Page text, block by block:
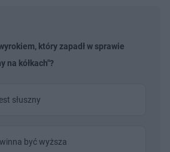
który zapadł w sprawie
na kółkach"?
słuszny
być wyższa